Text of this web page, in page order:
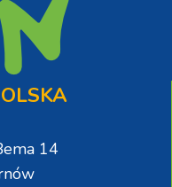
14